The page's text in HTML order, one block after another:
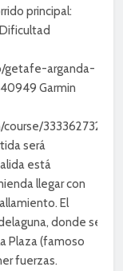
principal:
getafe-arganda-
Garmin
333362732
será
está
llegar con
El
donde se
Plaza (famoso
fuerzas.